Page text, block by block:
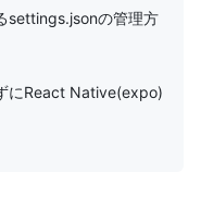
settings.jsonの管理方
にReact Native(expo)